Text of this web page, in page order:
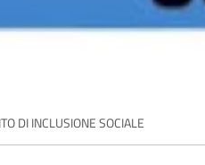
DI INCLUSIONE SOCIALE